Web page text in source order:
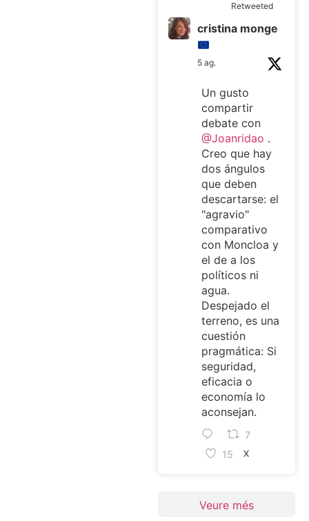
Retweeted
cristina monge
5 ag.
Un gusto
compartir
debate con
@Joanridao .
Creo que hay
dos ángulos
que deben
descartarse: el
"agravio"
comparativo
con Moncloa y
el de a los
políticos ni
agua.
Despejado el
terreno, es una
cuestión
pragmática: Si
seguridad,
eficacia o
economía lo
aconsejan.
7
15
X
Veure més